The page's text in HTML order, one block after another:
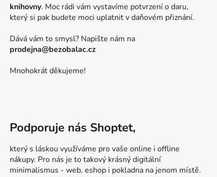
knihovny. Moc rádi vám vystavíme potvrzení o daru,
který si pak budete moci uplatnit v daňovém přiznání.
Dává vám to smysl? Napište nám na
prodejna@bezobalac.cz
Mnohokrát děkujeme!
Podporuje nás Shoptet,
který s láskou využíváme pro vaše online i offline
nákupy. Pro nás je to takový krásný digitální
minimalismus - web, eshop i pokladna na jenom místě.